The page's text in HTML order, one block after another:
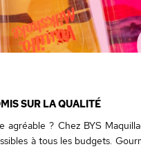
SUR LA QUALITÉ
? Chez BYS
à tous les budgets.